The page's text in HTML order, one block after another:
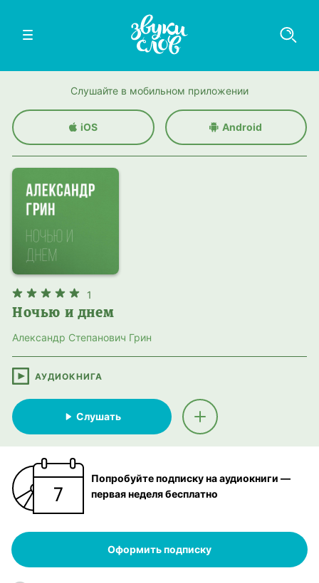
Слушайте в мобильном приложении
iOS Android
1
Ночью и днем
Александр Степанович Грин
АУДИОКНИГА
Слушать
Попробуйте подписку на аудиокниги —
первая неделя бесплатно
Оформить подписку